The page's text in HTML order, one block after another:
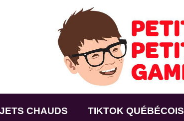
CHAUDS TIKTOK QUÉBÉCOIS